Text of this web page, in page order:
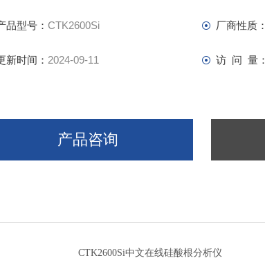
品型号： CTK2600Si 厂商性质：
新时间： 2024-09-11 访 问 量：
产品咨询
CTK2600Si中文在线硅酸根分析仪